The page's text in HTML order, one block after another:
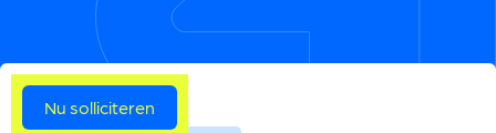
Meer vacatures
Nu solliciteren